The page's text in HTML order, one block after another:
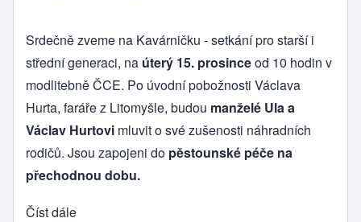
Srdečně zveme na Kavárničku - setkání pro starší i
střední generaci, na úterý 15. prosinceod 10 hodin v
modlitebně ČCE. Po úvodní pobožnosti Václava
Hurta, faráře z Litomyšle, budou manželé Ula a
Václav Hurtovi mluvit o své zušenosti náhradních
rodičů. Jsou zapojeni do pěstounské péče na
přechodnou dobu.
Číst dále